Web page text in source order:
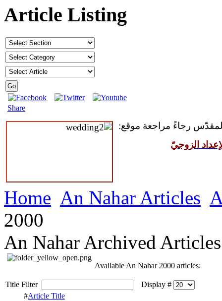
Article Listing
Share
رجاءً مراجعة موقع:
الزوجيّ
Home An Nahar Articles
2000
An Nahar Archived Articles
Available An Nahar 2000 articles:
Title Filter
Display #
#Article Title